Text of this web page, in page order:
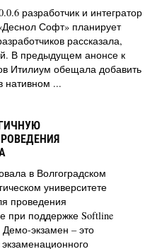
разработчик и интегратор
Софт» планирует
рассказала,
В предыдущем анонсе к
Итилиум обещала добавить
нативном ...
в Волгоградском
университете
проведения
при поддержке Softline
Демо-экзамен – это